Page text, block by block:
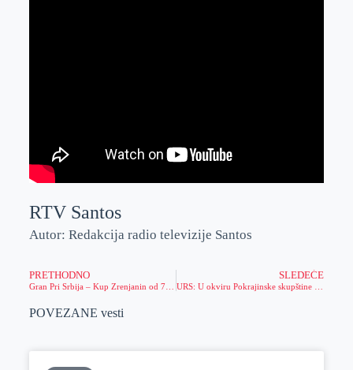
RTV Santos
Autor: Redakcija radio televizije Santos
PRETHODNO
Gran Pri Srbija – Kup Zrenjanin od 7. do 10. novembra na gradskom bazenu
SLEDEĆE
POVEZANE vesti